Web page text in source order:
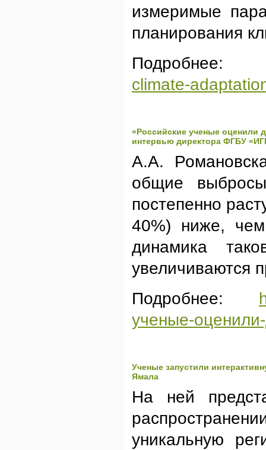
измеримые
планирования
climate-
«Российские ученые оценили
интервью директора ФГБУ
А.А.
общие
постепенно
40%) ниже,
динамика
увеличиваются
Подробнее:
ученые-
Ученые запустили
Ямала
На ней
уникальную